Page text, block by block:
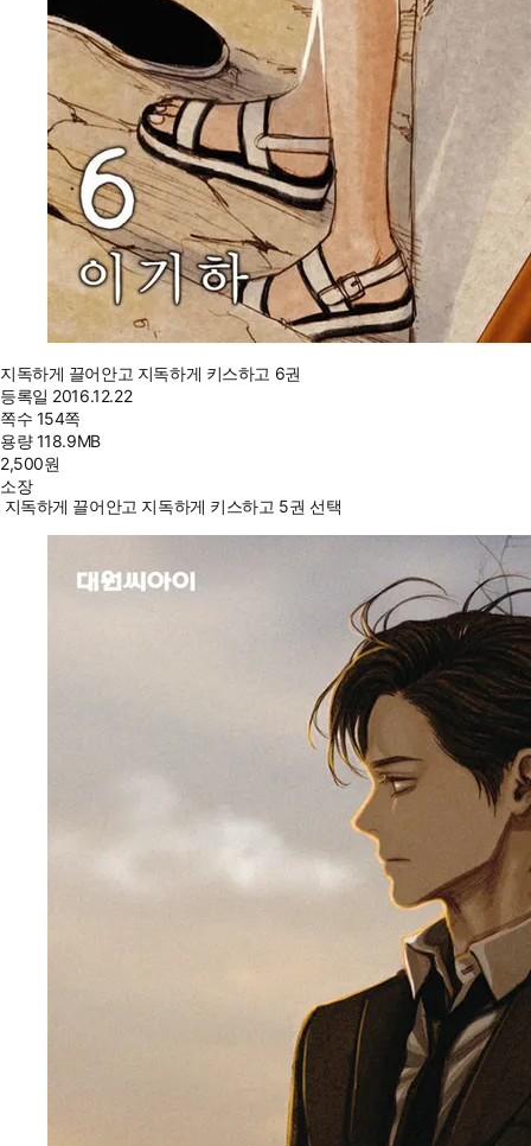
지독하게 끌어안고 지독하게 키스하고 6권
등록일 2016.12.22
쪽수 154쪽
용량118.9MB
2,500원
소장
지독하게 끌어안고 지독하게 키스하고 5권 선택